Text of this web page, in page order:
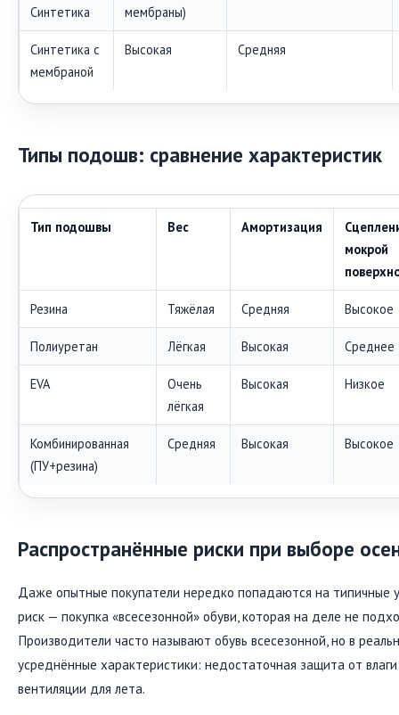
Синтетика мембраны)
Синтетика с
мембраной
Высокая Средняя
Типы подошв: сравнение характеристик
Тип подошвы Вес Амортизация
мокрой
Резина Тяжёлая Средняя Высокое
Полиуретан Лёгкая Высокая Среднее
EVA
Очень
лёгкая
Высокая Низкое
Комбинированная
(ПУ+резина)
Средняя Высокая Высокое
Распространённые риски при выборе
Даже опытные покупатели нередко попадаются на типичные
риск — покупка «всесезонной» обуви, которая на деле не
Производители часто называют обувь всесезонной, но в
усреднённые характеристики: недостаточная защита от
вентиляции для лета.